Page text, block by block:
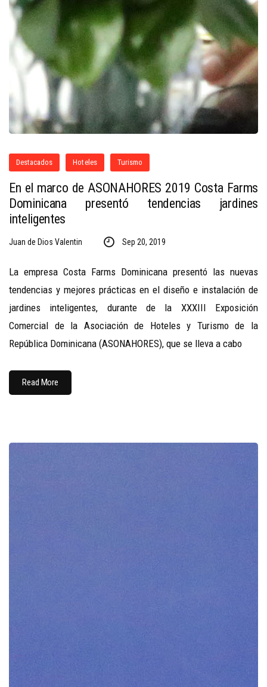
Destacados Hoteles Turismo
En el marco de ASONAHORES 2019 Costa Farms
Dominicana presentó tendencias jardines
inteligentes
Juan de Dios Valentin Sep 20, 2019
La empresa Costa Farms Dominicana presentó las nuevas
tendencias y mejores prácticas en el diseño e instalación de
jardines inteligentes, durante de la XXXIII Exposición
Comercial de la Asociación de Hoteles y Turismo de la
República Dominicana (ASONAHORES), que se lleva a cabo
Read More